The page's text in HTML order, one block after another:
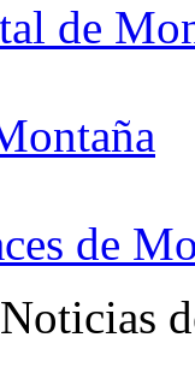
de
de